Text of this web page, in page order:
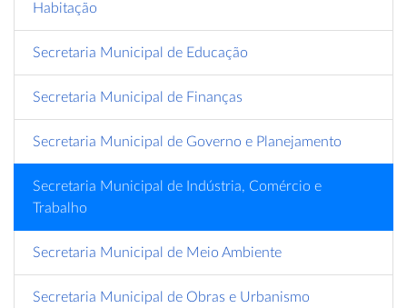
Habitação
Secretaria Municipal de Educação
Secretaria Municipal de Finanças
Secretaria Municipal de Governo e Planejamento
Secretaria Municipal de Indústria, Comércio e
Trabalho
Secretaria Municipal de Meio Ambiente
Secretaria Municipal de Obras e Urbanismo